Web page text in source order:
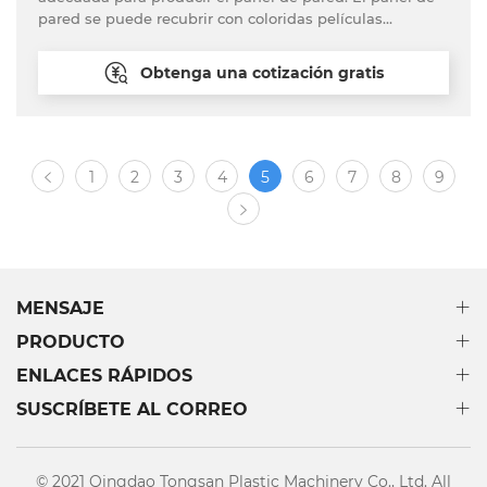
pared se puede recubrir con coloridas películas
Obtenga una cotización gratis
1 2 3 4 5 6 7 8 9
MENSAJE
PRODUCTO
ENLACES RÁPIDOS
SUSCRÍBETE AL CORREO
© 2021 Qingdao Tongsan Plastic Machinery Co., Ltd. All